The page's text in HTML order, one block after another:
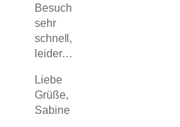
Besuch
sehr
schnell,
leider…
Liebe
Grüße,
Sabine